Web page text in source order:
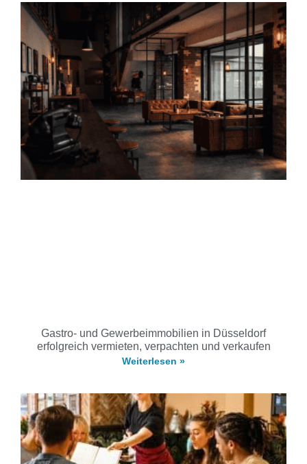
Gastro- und Gewerbeimmobilien in Düsseldorf
erfolgreich vermieten, verpachten und verkaufen
Weiterlesen »